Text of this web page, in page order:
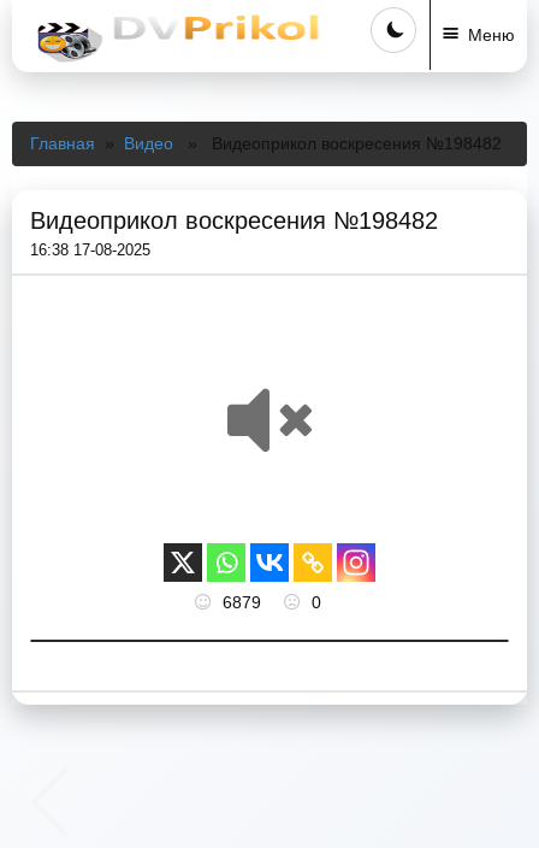
Меню
Главная » Видео » Видеоприкол воскресения №198482
Видеоприкол воскресения №198482
16:38 17-08-2025
6879 0